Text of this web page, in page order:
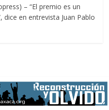
– “El premio es un
dice en entrevista Juan Pablo